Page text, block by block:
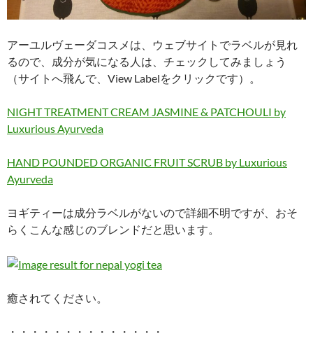
アーユルヴェーダコスメは、ウェブサイトでラベルが見れ
るので、成分が気になる人は、チェックしてみましょう
（サイトへ飛んで、View Labelをクリックです）。
NIGHT TREATMENT CREAM JASMINE & PATCHOULI by
Luxurious Ayurveda
HAND POUNDED ORGANIC FRUIT SCRUB by Luxurious
Ayurveda
ヨギティーは成分ラベルがないので詳細不明ですが、おそ
らくこんな感じのブレンドだと思います。
癒されてください。
・・・・・・・・・・・・・・